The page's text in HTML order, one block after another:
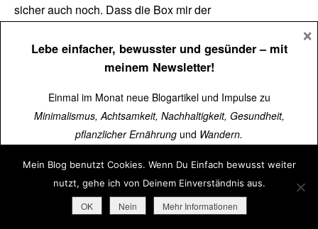
sicher auch noch. Dass die Box mir der
Newsletteranmeldung jetzt unter dem Artikel steht und
nicht mehr als Popup ablenkt, finde ich auch gut.
Franziska
Christof Herrmann
Vielen Dank für Dein Feedback. Das mit dem Logo
und dem Antworten-Button steht bereits auf meiner To-
Mein Blog benutzt Cookies. Wenn Du Einfach bewusst weiter
nutzt, gehe ich von Deinem Einverständnis aus.
OK Nein Mehr Informationen
Lebe einfacher, bewusster und gesünder– mit
meinem Newsletter!
Einmal im Monat neue Blogartikel und Impulse zu
Minimalismus, Achtsamkeit, Nachhaltigkeit, Gesundheit,
pflanzlicher Ernährung und Wandern.
Über15.000 Menschen lesen schon mit.
➜Jetzt kostenlos abonnieren
×